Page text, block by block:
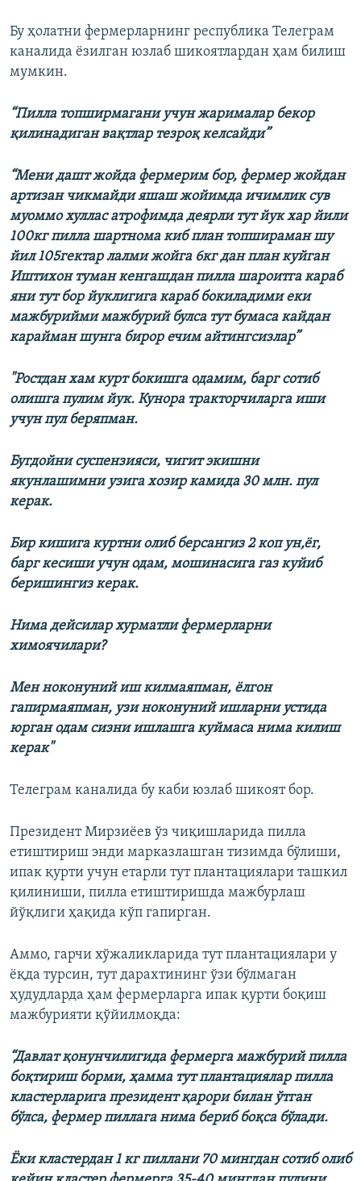
Бу ҳолатни фермерларнинг республика Телеграм
каналида ёзилган юзлаб шикоятлардан ҳам билиш
мумкин.
“Пилла топширмагани учун жарималар бекор
қилинадиган вақтлар тезроқ келсайди”
“Мени дашт жойда фермерим бор, фермер жойдан
артизан чикмайди яшаш жойимда ичимлик сув
муоммо хуллас атрофимда деярли тут йук хар йили
100кг пилла шартнома киб план топшираман шу
йил 105гектар лалми жойга 6кг дан план куйган
Иштихон туман кенгашдан пилла шароитга караб
яни тут бор йуклигига караб бокиладими еки
мажбурийми мажбурий булса тут бумаса кайдан
карайман шунга бирор ечим айтингсизлар”
"Ростдан хам курт бокишга одамим, барг сотиб
олишга пулим йук. Кунора тракторчиларга иши
учун пул беряпман.
Бугдойни суспензияси, чигит экишни
якунлашимни узига хозир камида 30 млн. пул
керак.
Бир кишига куртни олиб берсангиз 2 коп ун,ёг,
барг кесиши учун одам, мошинасига газ куйиб
беришингиз керак.
Нима дейсилар хурматли фермерларни
химоячилари?
Мен ноконуний иш килмаяпман, ёлгон
гапирмаяпман, узи ноконуний ишларни устида
юрган одам сизни ишлашга куймаса нима килиш
керак"
Телеграм каналида бу каби юзлаб шикоят бор.
Президент Мирзиёев ўз чиқишларида пилла
етиштириш энди марказлашган тизимда бўлиши,
ипак қурти учун етарли тут плантациялари ташкил
қилиниши, пилла етиштиришда мажбурлаш
йўқлиги ҳақида кўп гапирган.
Аммо, гарчи хўжаликларида тут плантациялари у
ёқда турсин, тут дарахтининг ўзи бўлмаган
ҳудудларда ҳам фермерларга ипак қурти боқиш
мажбурияти қўйилмоқда:
“Давлат қонунчилигида фермерга мажбурий пилла
боқтириш борми, ҳамма тут плантациялар пилла
кластерларига президент қарори билан ўтган
бўлса, фермер пиллага нима бериб боқса бўлади.
Ёки кластердан 1 кг пиллани 70 мингдан сотиб олиб